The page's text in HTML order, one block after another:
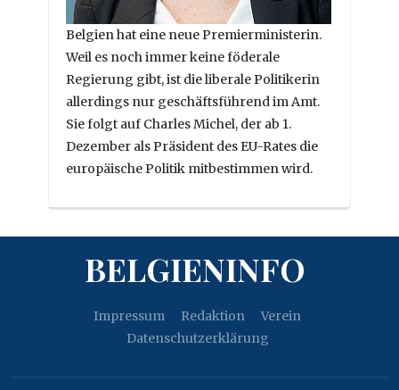
Belgien hat eine neue Premierministerin.
Weil es noch immer keine föderale
Regierung gibt, ist die liberale Politikerin
allerdings nur geschäftsführend im Amt.
Sie folgt auf Charles Michel, der ab 1.
Dezember als Präsident des EU-Rates die
europäische Politik mitbestimmen wird.
BELGIENINFO
Impressum Redaktion
Verein
Datenschutzerklärung